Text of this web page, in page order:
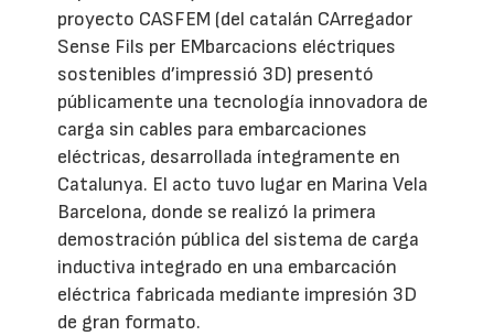
proyecto CASFEM (del catalán CArregador
Sense Fils per EMbarcacions eléctriques
sostenibles d’impressió 3D) presentó
públicamente una tecnología innovadora de
carga sin cables para embarcaciones
eléctricas, desarrollada íntegramente en
Catalunya. El acto tuvo lugar en Marina Vela
Barcelona, donde se realizó la primera
demostración pública del sistema de carga
inductiva integrado en una embarcación
eléctrica fabricada mediante impresión 3D
de gran formato.